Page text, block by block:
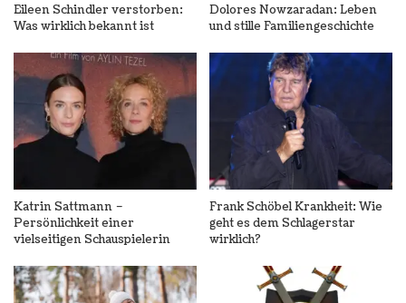
Eileen Schindler verstorben:
Was wirklich bekannt ist
Dolores Nowzaradan: Leben
und stille Familiengeschichte
Katrin Sattmann –
Persönlichkeit einer
vielseitigen Schauspielerin
Frank Schöbel Krankheit: Wie
geht es dem Schlagerstar
wirklich?